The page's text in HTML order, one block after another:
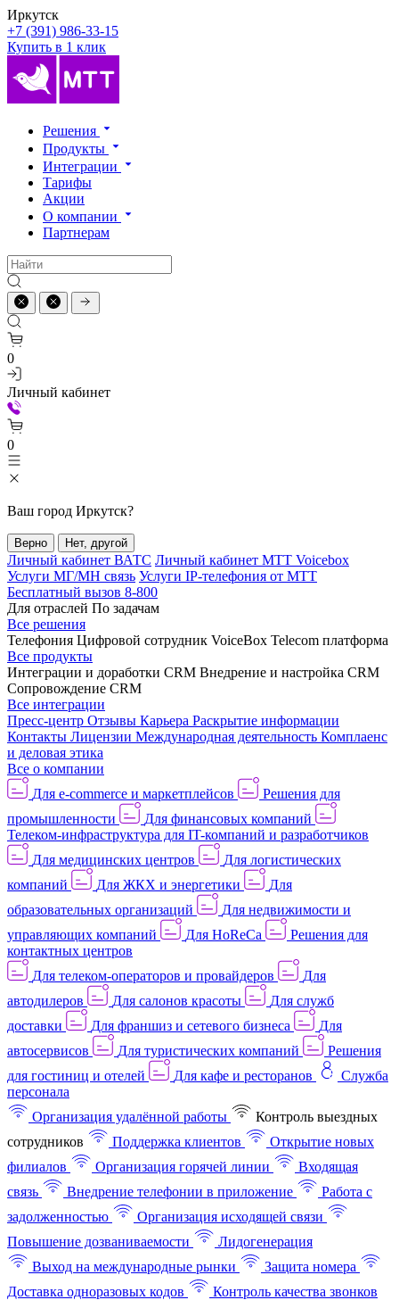
Иркутск
+7 (391) 986-33-15
Купить в 1 клик
Решения
Продукты
Интеграции
Тарифы
Акции
О компании
Партнерам
0
Личный кабинет
0
Ваш город Иркутск?
Верно Нет, другой
Личный кабинет ВАТС Личный кабинет МТТ Voicebox
Услуги МГ/МН связь Услуги IP-телефония от МТТ
Бесплатный вызов 8-800
Для отраслей По задачам
Все решения
Телефония Цифровой сотрудник VoiceBox Telecom платформа
Все продукты
Интеграции и доработки CRM Внедрение и настройка CRM
Сопровождение CRM
Все интеграции
Пресс-центр Отзывы Карьера Раскрытие информации
Контакты Лицензии Международная деятельность Комплаенс
и деловая этика
Все о компании
Для e-commerce и маркетплейсов
Решения для
промышленности
Для финансовых компаний
Телеком-инфраструктура для IT-компаний и разработчиков
Для медицинских центров
Для логистических
компаний
Для ЖКХ и энергетики
Для
образовательных организаций
Для недвижимости и
управляющих компаний
Для HoReCa
Решения для
контактных центров
Для телеком-операторов и провайдеров
Для
автодилеров
Для салонов красоты
Для служб
доставки
Для франшиз и сетевого бизнеса
Для
автосервисов
Для туристических компаний
Решения
для гостиниц и отелей
Для кафе и ресторанов
Служба
персонала
Организация удалённой работы
Контроль выездных
сотрудников
Поддержка клиентов
Открытие новых
филиалов
Организация горячей линии
Входящая
связь
Внедрение телефонии в приложение
Работа с
задолженностью
Организация исходящей связи
Повышение дозваниваемости
Лидогенерация
Выход на международные рынки
Защита номера
Доставка одноразовых кодов
Контроль качества звонков